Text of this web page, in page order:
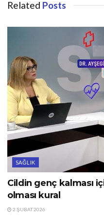
Related Posts
SAĞLIK
Cildin genç kalması
olması kural
2 ŞUBAT 2026